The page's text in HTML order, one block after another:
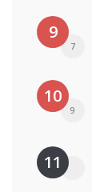
9
7
10
9
11